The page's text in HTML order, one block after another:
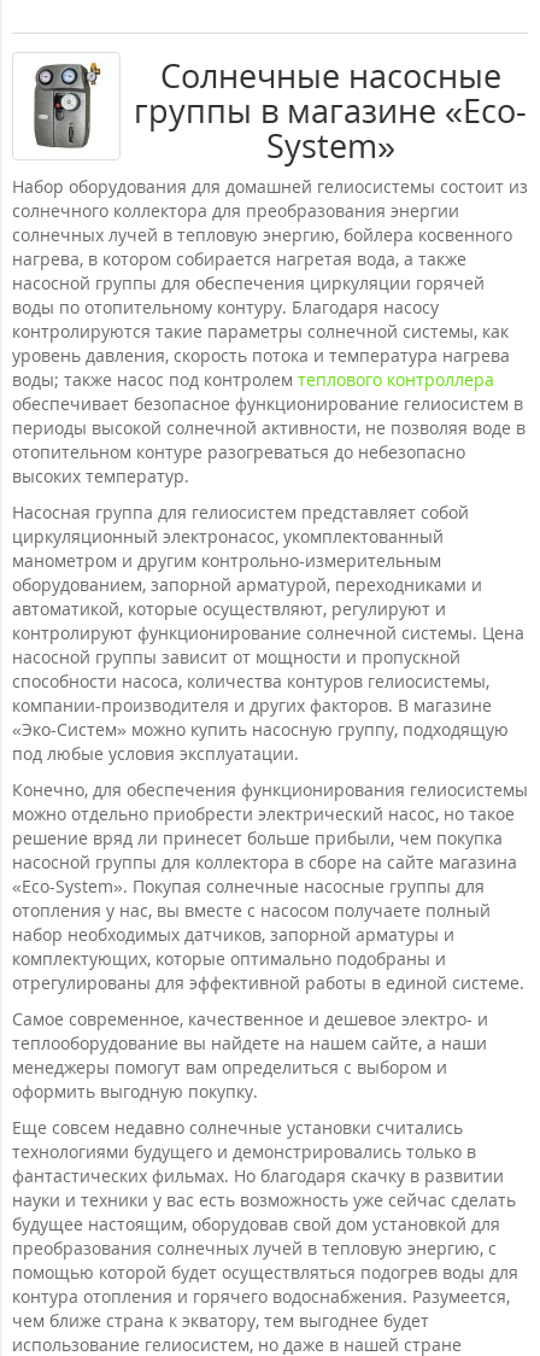
Солнечные насосные
группы в магазине «Eco-
System»
Набор оборудования для домашней гелиосистемы состоит из
солнечного коллектора для преобразования энергии
солнечных лучей в тепловую энергию, бойлера косвенного
нагрева, в котором собирается нагретая вода, а также
насосной группы для обеспечения циркуляции горячей
воды по отопительному контуру. Благодаря насосу
контролируются такие параметры солнечной системы, как
уровень давления, скорость потока и температура нагрева
воды; также насос под контролем теплового контроллера
обеспечивает безопасное функционирование гелиосистем в
периоды высокой солнечной активности, не позволяя воде в
отопительном контуре разогреваться до небезопасно
высоких температур.
Насосная группа для гелиосистем представляет собой
циркуляционный электронасос, укомплектованный
манометром и другим контрольно-измерительным
оборудованием, запорной арматурой, переходниками и
автоматикой, которые осуществляют, регулируют и
контролируют функционирование солнечной системы. Цена
насосной группы зависит от мощности и пропускной
способности насоса, количества контуров гелиосистемы,
компании-производителя и других факторов. В магазине
«Эко-Систем» можно купить насосную группу, подходящую
под любые условия эксплуатации.
Конечно, для обеспечения функционирования гелиосистемы
можно отдельно приобрести электрический насос, но такое
решение вряд ли принесет больше прибыли, чем покупка
насосной группы для коллектора в сборе на сайте магазина
«Eco-System». Покупая солнечные насосные группы для
отопления у нас, вы вместе с насосом получаете полный
набор необходимых датчиков, запорной арматуры и
комплектующих, которые оптимально подобраны и
отрегулированы для эффективной работы в единой системе.
Самое современное, качественное и дешевое электро- и
теплооборудование вы найдете на нашем сайте, а наши
менеджеры помогут вам определиться с выбором и
оформить выгодную покупку.
Еще совсем недавно солнечные установки считались
технологиями будущего и демонстрировались только в
фантастических фильмах. Но благодаря скачку в развитии
науки и техники у вас есть возможность уже сейчас сделать
будущее настоящим, оборудовав свой дом установкой для
преобразования солнечных лучей в тепловую энергию, с
помощью которой будет осуществляться подогрев воды для
контура отопления и горячего водоснабжения. Разумеется,
чем ближе страна к экватору, тем выгоднее будет
использование гелиосистем, но даже в нашей стране